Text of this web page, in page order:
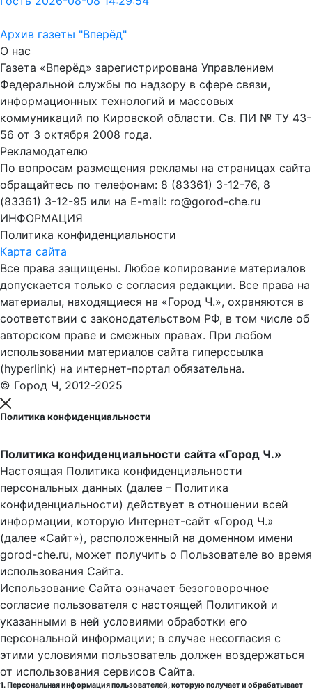
Архив газеты "Вперёд"
О нас
Газета «Вперёд» зарегистрирована Управлением
Федеральной службы по надзору в сфере связи,
информационных технологий и массовых
коммуникаций по Кировской области. Св. ПИ № ТУ 43-
56 от 3 октября 2008 года.
Рекламодателю
По вопросам размещения рекламы на страницах сайта
обращайтесь по телефонам: 8 (83361) 3-12-76, 8
(83361) 3-12-95 или на E-mail: ro@gorod-che.ru
ИНФОРМАЦИЯ
Политика конфиденциальности
Карта сайта
Все права защищены. Любое копирование материалов
допускается только с согласия редакции. Все права на
материалы, находящиеся на «Город Ч.», охраняются в
соответствии с законодательством РФ, в том числе об
авторском праве и смежных правах. При любом
использовании материалов сайта гиперссылка
(hyperlink) на интернет-портал обязательна.
© Город Ч, 2012-2025
Политика конфиденциальности
Политика конфиденциальности сайта «Город Ч.»
Настоящая Политика конфиденциальности
персональных данных (далее – Политика
конфиденциальности) действует в отношении всей
информации, которую Интернет-сайт «Город Ч.»
(далее «Сайт»), расположенный на доменном имени
gorod-che.ru, может получить о Пользователе во время
использования Cайта.
Использование Сайта означает безоговорочное
согласие пользователя с настоящей Политикой и
указанными в ней условиями обработки его
персональной информации; в случае несогласия с
этими условиями пользователь должен воздержаться
от использования сервисов Сайта.
1. Персональная информация пользователей, которую получает и обрабатывает